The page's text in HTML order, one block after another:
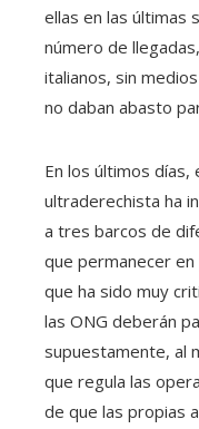
ellas en las últimas
número de
italianos, sin
no daban abasto
En los últimos días,
ultraderechista ha
a tres barcos de
que permanecer
que ha sido muy
las ONG deberán
supuestamente, al
que regula las
de que las propias